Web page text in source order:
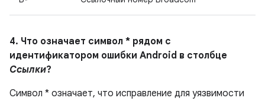
4. Что означает символ * рядом с
идентификатором ошибки Android в столбце
Ссылки?
Символ * означает, что исправление для уязвимости